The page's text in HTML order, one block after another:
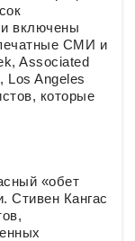
включены
СМИ и
Associated
Los Angeles
которые
«обет
Стивен Кангас